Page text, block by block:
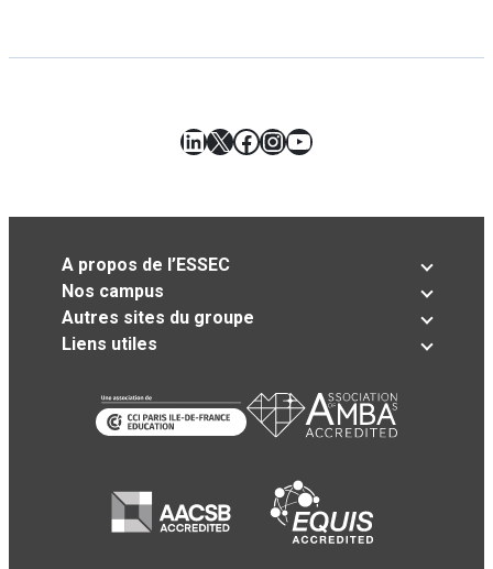
LinkedIn
X Facebook
Instagram
YouTube
A propos de l’ESSEC
Nos campus
Autres sites du groupe
Liens utiles